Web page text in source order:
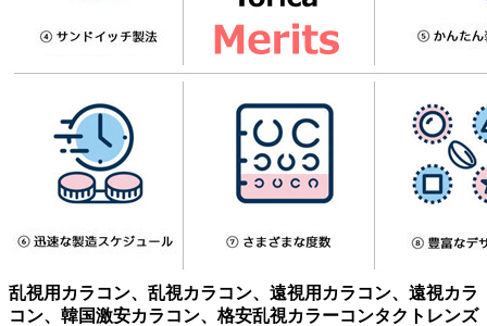
乱視用カラコン、乱視カラコン、遠視用カラコン、遠視カラ
コン、韓国激安カラコン、格安乱視カラーコンタクトレンズ